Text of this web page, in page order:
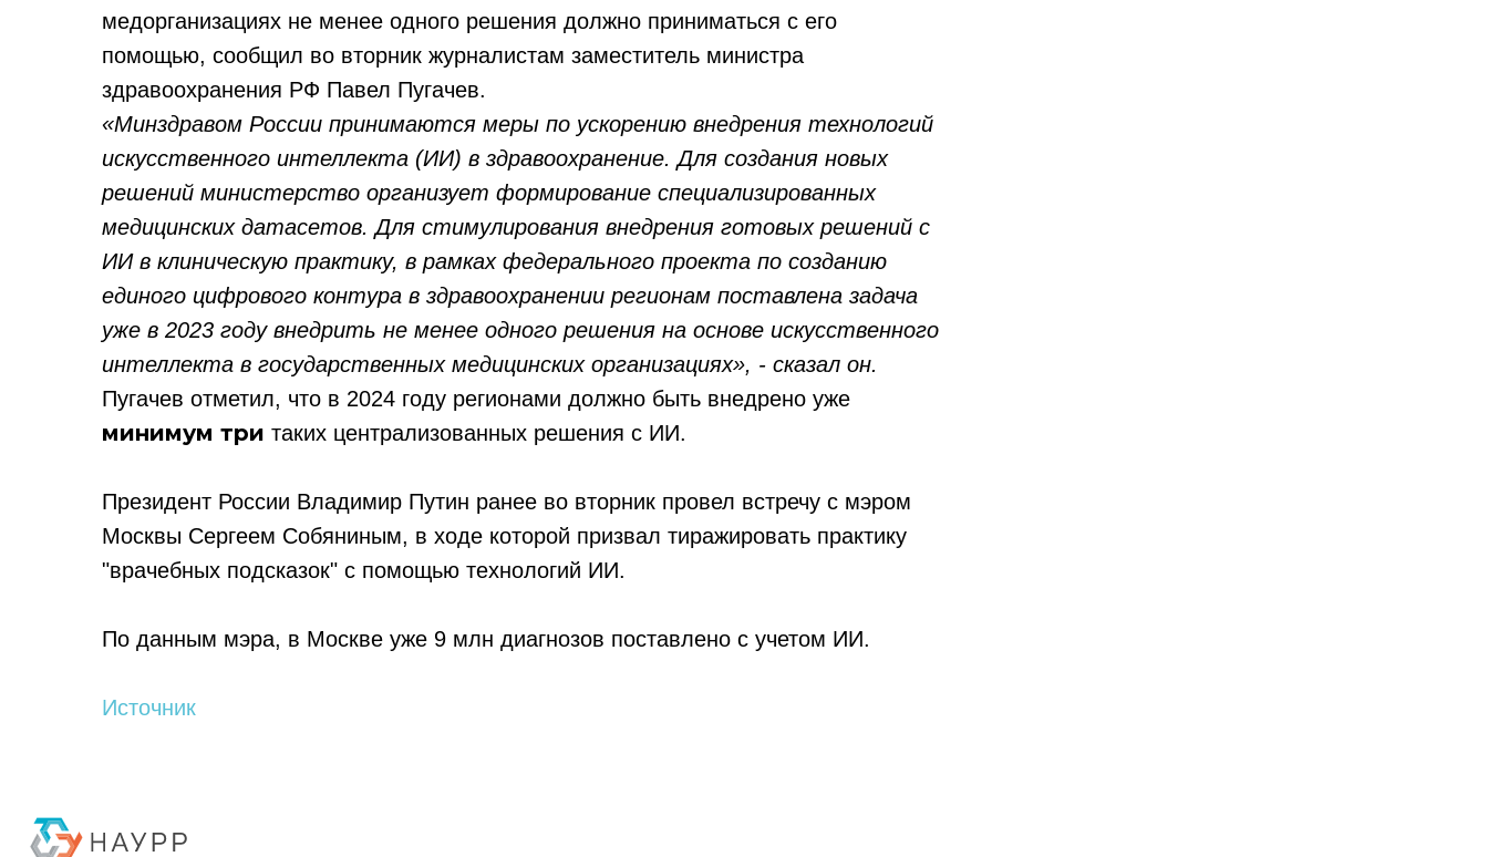
медорганизациях не менее одного решения должно приниматься с его
помощью, сообщил во вторник журналистам заместитель министра
здравоохранения РФ Павел Пугачев.
«Минздравом России принимаются меры по ускорению внедрения технологий
искусственного интеллекта (ИИ) в здравоохранение. Для создания новых
решений министерство организует формирование специализированных
медицинских датасетов. Для стимулирования внедрения готовых решений с
ИИ в клиническую практику, в рамках федерального проекта по созданию
единого цифрового контура в здравоохранении регионам поставлена задача
уже в 2023 году внедрить не менее одного решения на основе искусственного
интеллекта в государственных медицинских организациях», - сказал он.
Пугачев отметил, что в 2024 году регионами должно быть внедрено уже
минимум три таких централизованных решения с ИИ.
Президент России Владимир Путин ранее во вторник провел встречу с мэром
Москвы Сергеем Собяниным, в ходе которой призвал тиражировать практику
"врачебных подсказок" с помощью технологий ИИ.
По данным мэра, в Москве уже 9 млн диагнозов поставлено с учетом ИИ.
Источник
© 2015-2026 НАУРР. Все права защищены. При использовании материалов ссылка на ROBOTUNION.RU — обязательна